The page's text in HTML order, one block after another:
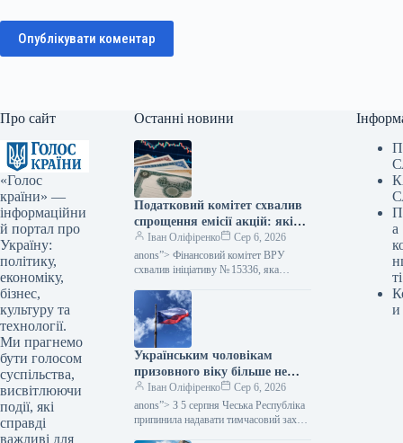
Опублікувати коментар
Про сайт
«Голос
країни» —
інформаційни
й портал про
Україну:
політику,
економіку,
бізнес,
культуру та
технології.
Ми прагнемо
бути голосом
суспільства,
висвітлюючи
події, які
справді
важливі для
Останні новини
Податковий комітет схвалив
спрощення емісії акцій: які
зміни очікуються — Мінфін
Іван Оліфіренко
Сер 6, 2026
anons”> Фінансовий комітет ВРУ
схвалив ініціативу № 15336, яка
цінних паперів. Цей акт покликаний
скоротити бюрократичні перешкоди,…
Українським чоловікам
призовного віку більше не
надається тимчасовий захист
у Чехії, згідно з даними
Міністерства фінансів.
Іван Оліфіренко
Сер 6, 2026
anons”> З 5 серпня Чеська Республіка
припинила надавати тимчасовий захист
а
ті
и